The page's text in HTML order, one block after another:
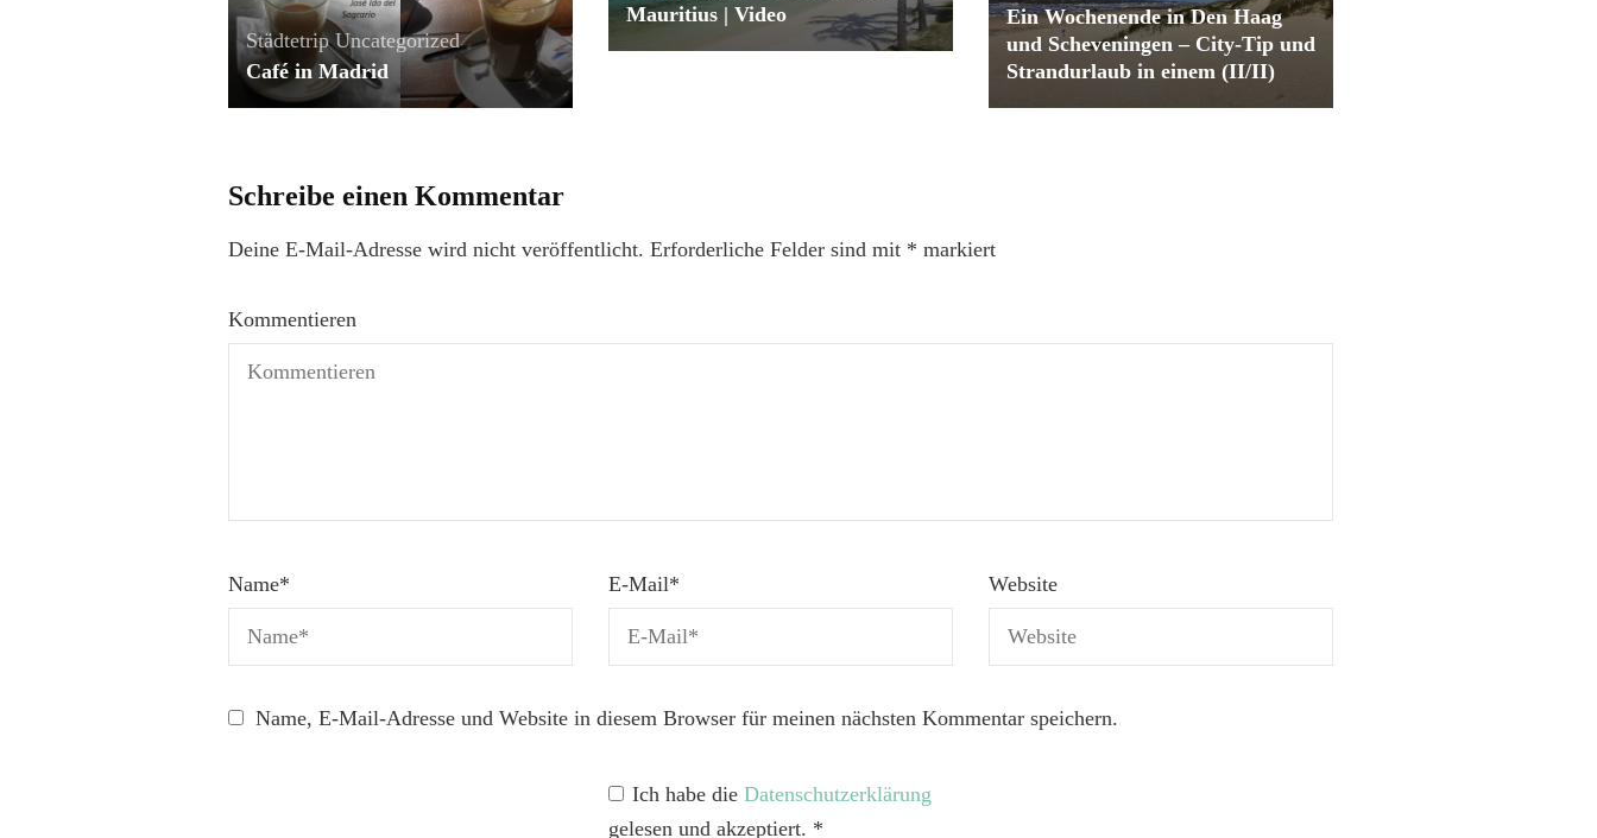
Städtetrip Uncategorized
Café in Madrid
Mauritius | Video
Ein Wochenende in Den Haag
und Scheveningen – City-Tip und
Strandurlaub in einem (II/II)
Schreibe einen Kommentar
Deine E-Mail-Adresse wird nicht veröffentlicht. Erforderliche Felder sind mit * markiert
Kommentieren
Name* E-Mail* Website
Name, E-Mail-Adresse und Website in diesem Browser für meinen nächsten Kommentar speichern.
Ich habe die Datenschutzerklärung
gelesen und akzeptiert. *